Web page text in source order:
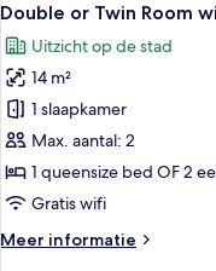
foto's
voor
Double
or
Twin
Room
with
laden
16
Double or Twin Room
Uitzicht op de stad
14 m²
1 slaapkamer
Max. aantal: 2
1 queensize bed OF 2
Gratis wifi
Meer informatie
Meer